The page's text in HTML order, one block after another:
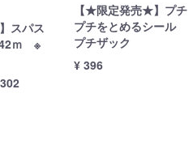
スパス
ｍ ※
【★限定発売★】プチ
プチをとめるシール
プチザック
¥ 396